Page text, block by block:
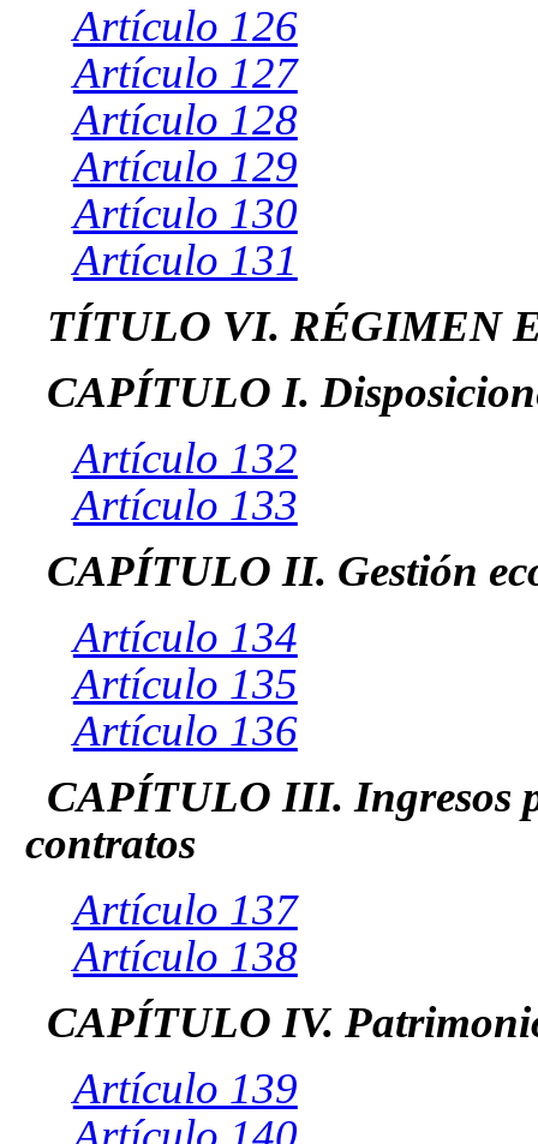
Artículo 126
Artículo 127
Artículo 128
Artículo 129
Artículo 130
Artículo 131
TÍTULO VI. RÉGIMEN
CAPÍTULO I.
Artículo 132
Artículo 133
CAPÍTULO II. Gestión
Artículo 134
Artículo 135
Artículo 136
CAPÍTULO III. Ingresos
contratos
Artículo 137
Artículo 138
CAPÍTULO IV.
Artículo 139